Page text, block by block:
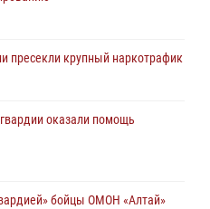
пресекли крупный наркотрафик
оказали помощь
бойцы ОМОН «Алтай»